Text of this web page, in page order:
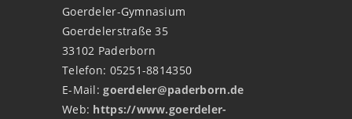
Goerdeler-Gymnasium
Goerdelerstraße 35
33102 Paderborn
Telefon: 05251-8814350
E-Mail:goerdeler@paderborn.de
Web: https://www.goerdeler-